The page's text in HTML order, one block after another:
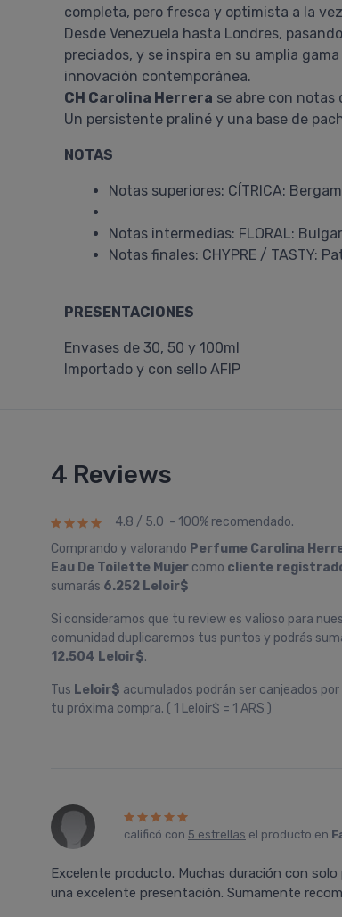
completa, pero fresca y optimista a la
Desde Venezuela hasta Londres,
preciados, y se inspira en su amplia
innovación contemporánea.
CH Carolina Herrera se abre con notas
Un persistente praliné y una base de
NOTAS
Notas superiores: CÍTRICA:
Notas intermedias: FLORAL:
Notas finales: CHYPRE / TASTY:
PRESENTACIONES
Envases de 30, 50 y 100ml
Importado y con sello AFIP
4 Reviews
4.8 / 5.0 - 100% recomendado.
Comprando y valorando Perfume Carolina
Eau De Toilette Mujer como cliente
sumarás 6.252 Leloir$
Si consideramos que tu review es valioso para
comunidad duplicaremos tus puntos y podrás
12.504 Leloir$.
Tus Leloir$ acumulados podrán ser canjeados por
tu próxima compra. ( 1 Leloir$ = 1 ARS )
calificó con 5 estrellas el producto en
Excelente producto. Muchas duración con
una excelente presentación. Sumamente